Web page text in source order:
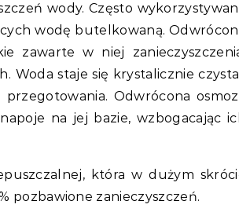
wody. Często
wodę butelkowaną.
zawarte w niej
Woda staje się krystalicznie
Odwrócona
na jej bazie, wzbogacając
która w dużym
pozbawione zanieczyszczeń.